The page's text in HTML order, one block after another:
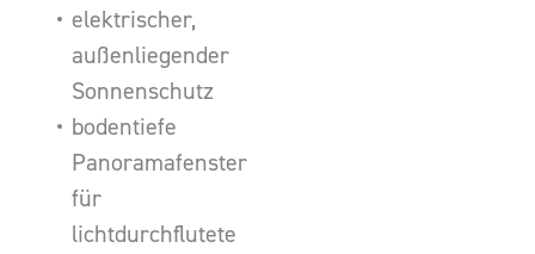
elektrischer,
außenliegender
Sonnenschutz
bodentiefe
Panoramafenster
für
lichtdurchflutete